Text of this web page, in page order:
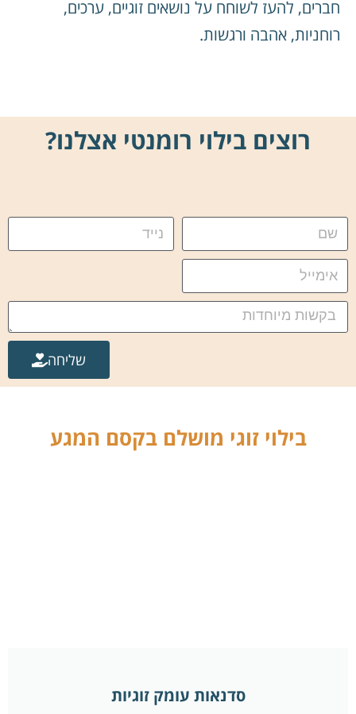
חברים, להעז לשוחח על נושאים זוגיים, ערכים,
רוחניות, אהבה ורגשות.
רוצים בילוי רומנטי אצלנו?
שליחה
בילוי זוגי מושלם בקסם המגע
סדנאות עומק זוגיות